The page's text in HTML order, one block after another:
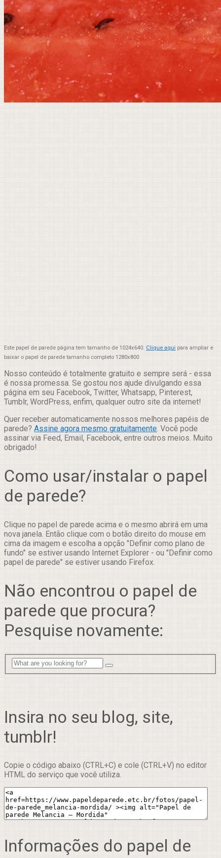
Este papel de parede página tem tamanho de 1024x640. Clique aqui para ampliar e
baixar o papel de parede tamanho completo 1280x800
Nosso conteúdo é totalmente gratuito e sempre será - essa
é nossa promessa. Se gostou nos ajude divulgando essa
página em seu Facebook, Twitter, Whatsapp, Pinterest,
Tumblr, WordPress, enfim, qualquer outro site da internet!
Quer receber automaticamente nossos melhores papéis de
parede? Assine agora mesmo gratuitamente. Você pode
assinar via Feed, Email, Facebook, entre outros meios. Muito
obrigado!
Como usar/instalar o papel
de parede?
Clique no papel de parede acima e o mesmo abrirá em uma
nova janela. Então clique com o botão direito do mouse em
cima da imagem e escolha a opção "Definir como plano de
fundo" se estiver usando Internet Explorer - ou "Definir como
papel de parede" se estiver usando Firefox.
Não encontrou o papel de
parede que procura?
Pesquise novamente:
Insira no seu blog, site,
tumblr!
Copie o código abaixo (CTRL+C) e cole (CTRL+V) no editor
HTML do serviço que você utiliza.
Informações do papel de